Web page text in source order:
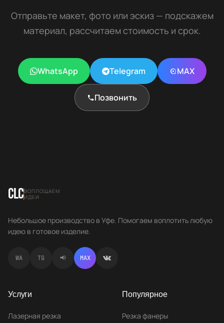
Отправьте макет, фото или эскиз — подскажем
материал, рассчитаем стоимость и срок.
WhatsApp Telegram MAX
Позвонить
CLCВОПЛОЩАЕМ
ИДЕИ
Небольшое производство в Уфе. Помогаем воплотить любую
идею в готовое изделие.
WA TG 📢 MAX
Услуги
Лазерная резка
Популярное
Резка фанеры